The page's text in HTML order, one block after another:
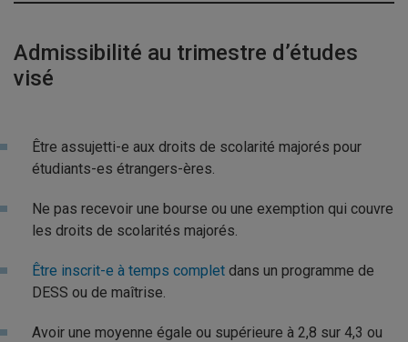
Admissibilité au trimestre d’études
visé
Être assujetti-e aux droits de scolarité majorés pour
étudiants-es étrangers-ères.
Ne pas recevoir une bourse ou une exemption qui couvre
les droits de scolarités majorés.
Être inscrit-e à temps complet dans un programme de
DESS ou de maîtrise.
Avoir une moyenne égale ou supérieure à 2,8 sur 4,3 ou